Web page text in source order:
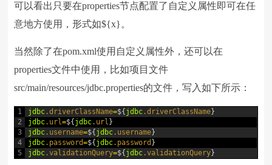
可以看出只要在properties节点配置了自定义属性即可在任
意地方使用，形式如${x}。
当然除了在pom.xml使用自定义属性外，还可以在
properties文件中使用，比如项目文件
src/main/resources/jdbc.properties的文件，写入如下所示：
1
2
3
4
5
jdbc .driverClassName=${ jdbc .driverClassName}
jdbc.url=${ jdbc.url }
jdbc .username=${ jdbc .username}
jdbc.password=${ jdbc.password }
jdbc .validationQuery=${ jdbc .validationQuery}